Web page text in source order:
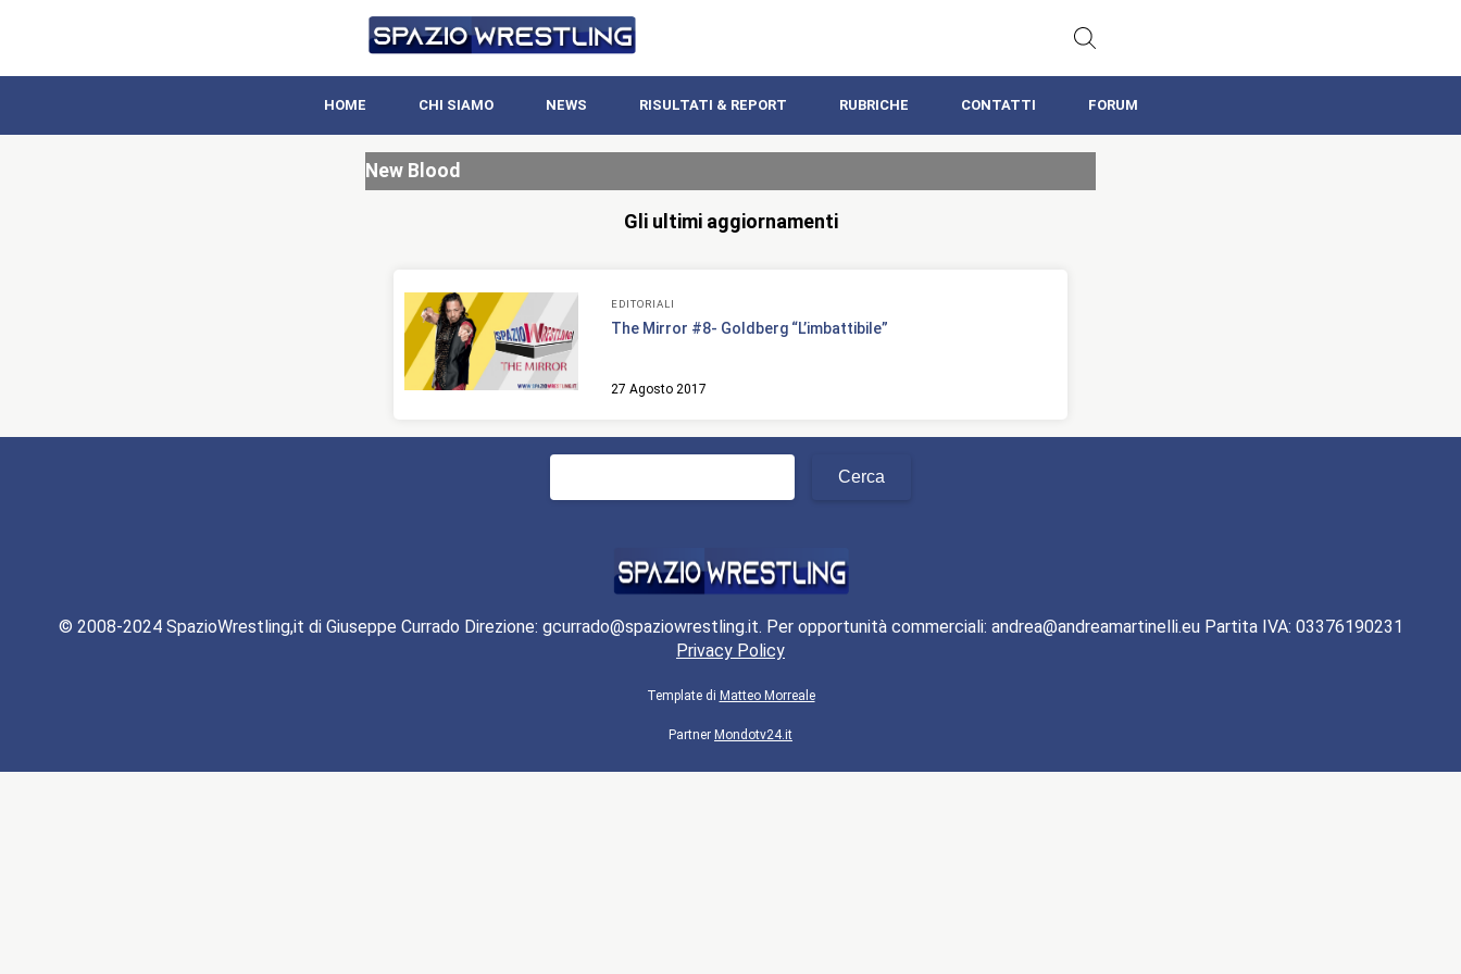
HOME CHI SIAMO NEWS RISULTATI & REPORT RUBRICHE CONTATTI FORUM
New Blood
Gli ultimi aggiornamenti
EDITORIALI
The Mirror #8- Goldberg “L’imbattibile”
27 Agosto 2017
© 2008-2024 SpazioWrestling,it di Giuseppe Currado Direzione: gcurrado@spaziowrestling.it. Per opportunità commerciali: andrea@andreamartinelli.eu Partita IVA: 03376190231
Privacy Policy
Template di Matteo Morreale
Partner Mondotv24.it